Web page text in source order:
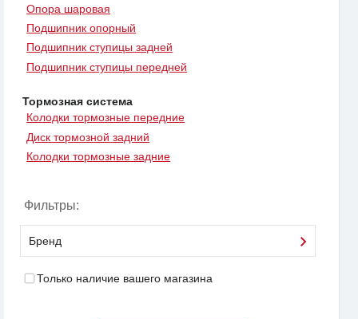
Опора шаровая
Подшипник опорный
Подшипник ступицы задней
Подшипник ступицы передней
Тормозная система
Колодки тормозные передние
Диск тормозной задний
Колодки тормозные задние
Фильтры:
Бренд
Только наличие вашего магазина